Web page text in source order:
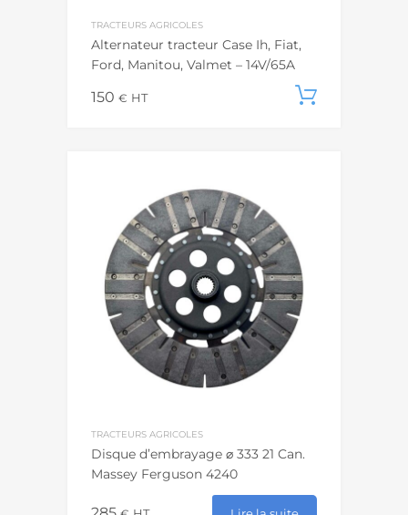
TRACTEURS AGRICOLES
Alternateur tracteur Case Ih, Fiat,
Ford, Manitou, Valmet – 14V/65A
150 € HT
TRACTEURS AGRICOLES
Disque d’embrayage ⌀ 333 21 Can.
Massey Ferguson 4240